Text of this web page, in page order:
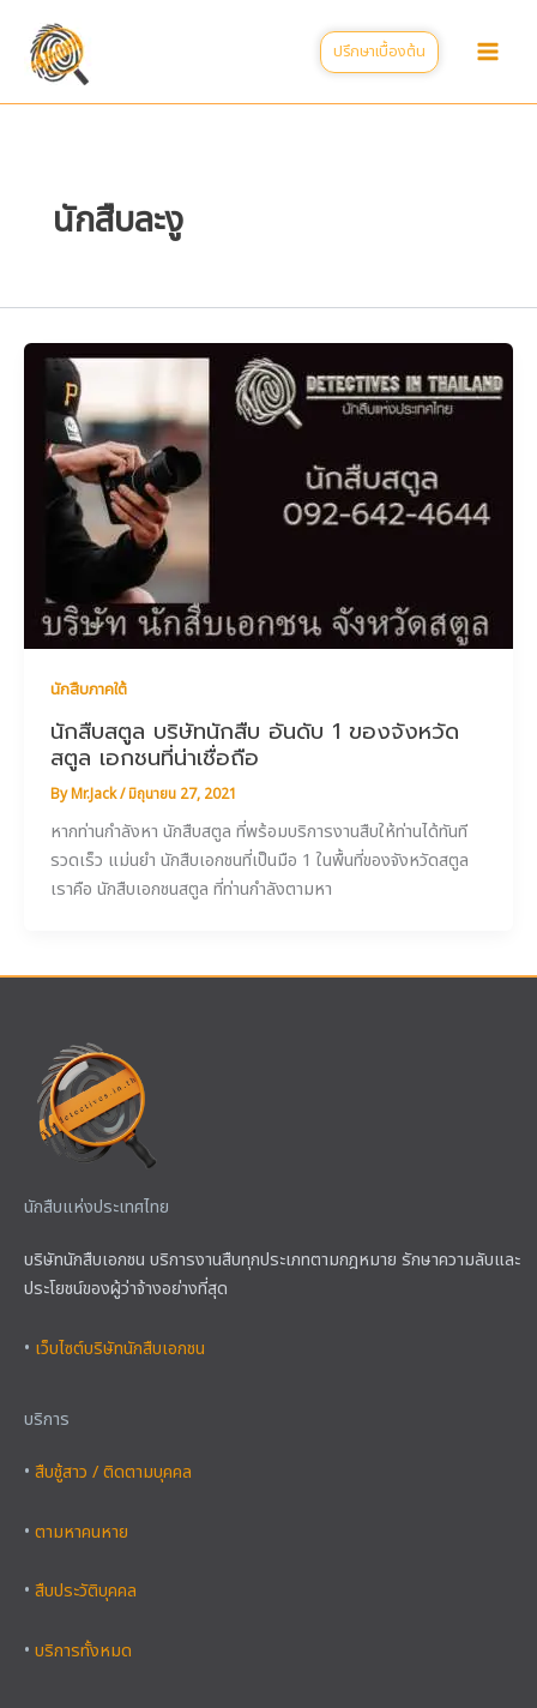
content
ปรึกษาเบื้องต้น
นักสืบละงู
นักสืบภาคใต้
นักสืบสตูล บริษัทนักสืบ อันดับ 1 ของจังหวัด
สตูล เอกชนที่น่าเชื่อถือ
ByMr.Jack/มิถุนายน 27, 2021
หากท่านกำลังหา นักสืบสตูล ที่พร้อมบริการงานสืบให้ท่านได้ทันที
รวดเร็ว แม่นยำ นักสืบเอกชนที่เป็นมือ 1 ในพื้นที่ของจังหวัดสตูล
เราคือ นักสืบเอกชนสตูล ที่ท่านกำลังตามหา
นักสืบแห่งประเทศไทย
บริษัทนักสืบเอกชน บริการงานสืบทุกประเภทตามกฎหมาย รักษาความลับและ
ประโยชน์ของผู้ว่าจ้างอย่างที่สุด
• เว็บไซต์บริษัทนักสืบเอกชน
บริการ
• สืบชู้สาว / ติดตามบุคคล
• ตามหาคนหาย
• สืบประวัติบุคคล
• บริการทั้งหมด